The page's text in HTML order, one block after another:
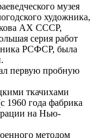
музея
художника,
АХ СССР,
серия работ
РСФСР, была
первую пробную
ткачихами
1960 года фабрика
на Нью-
методом